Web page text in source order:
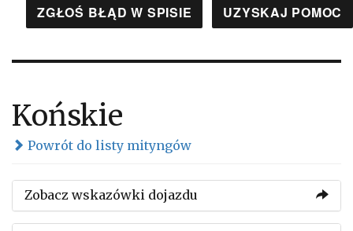
ZGŁOŚ BŁĄD W SPISIE UZYSKAJ POMOC
Końskie
Powrót do listy mityngów
Zobacz wskazówki dojazdu